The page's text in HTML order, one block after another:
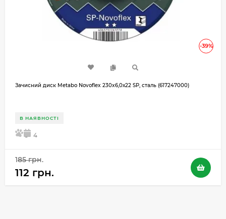
-39%
Зачисний диск Metabo Novoflex 230x6,0х22 SP, сталь (617247000)
В НАЯВНОСТІ
5 4
185 грн.
112 грн.